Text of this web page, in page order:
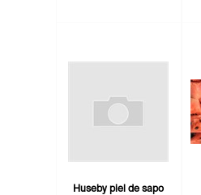
Huseby piel de sapo